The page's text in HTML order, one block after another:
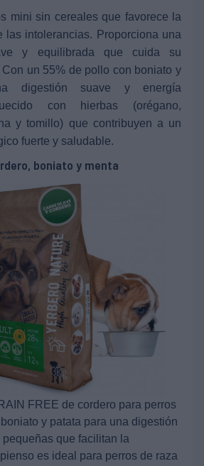
mini sin cereales que favorece la
las intolerancias. Proporciona una
y equilibrada que cuida su
Con un 55% de pollo con boniato y
digestión suave y energía
con hierbas (orégano,
y tomillo) que contribuyen a un
fuerte y saludable.
boniato y menta
FREE de cordero para perros
y patata para una digestión
que facilitan la
es ideal para perros de raza